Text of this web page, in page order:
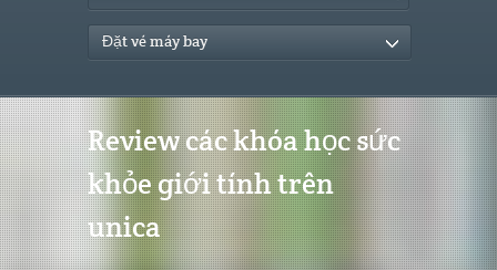
Đặt vé máy bay
Review các khóa học sức
khỏe giới tính trên
unica